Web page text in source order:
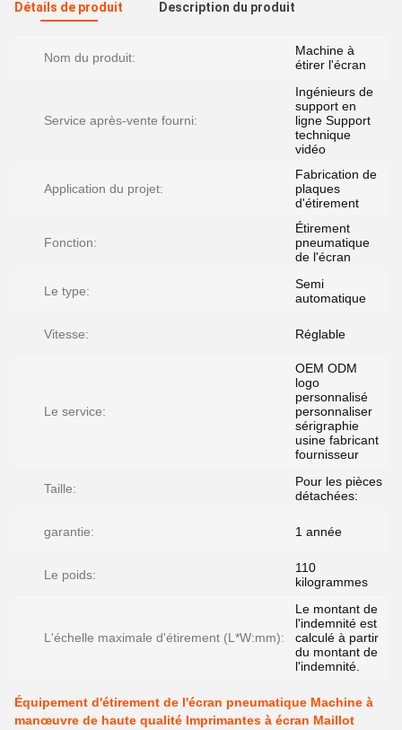
Détails de produit Description du produit
Nom du produit:
Machine à
étirer l'écran
Service après-vente fourni:
Ingénieurs de
support en
ligne Support
technique
vidéo
Application du projet:
Fabrication de
plaques
d'étirement
Fonction:
Étirement
pneumatique
de l'écran
Le type:
Semi
automatique
Vitesse: Réglable
Le service:
OEM ODM
logo
personnalisé
personnaliser
sérigraphie
usine fabricant
fournisseur
Taille:
Pour les pièces
détachées:
garantie: 1 année
Le poids:
110
kilogrammes
L'échelle maximale d'étirement (L*W:mm):
Le montant de
l'indemnité est
calculé à partir
du montant de
l'indemnité.
Équipement d'étirement de l'écran pneumatique Machine à
manœuvre de haute qualité Imprimantes à écran Maillot